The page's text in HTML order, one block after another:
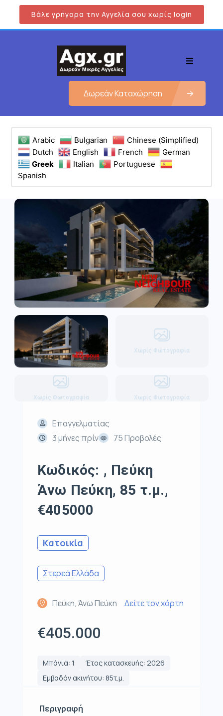
Βάλε γρήγορα την Αγγελία σου χωρίς login
Δωρεάν Καταχώρηση
Arabic Bulgarian
Chinese (Simplified)
Dutch
English French
German
Greek
Italian
Portuguese
Spanish
Χωρίς Φωτογραφία
Χωρίς Φωτογραφία Χωρίς Φωτογραφία
Επαγγελματίας
3 μήνες πρίν
75 Προβολές
Κωδικός: , Πεύκη
Άνω Πεύκη, 85 τ.μ.,
€405000
Κατοικία
Στερεά Ελλάδα
Πεύκη, Άνω Πεύκη Δείτε τον χάρτη
€405.000
Μπάνια: 1
Έτος κατασκευής: 2026
Εμβαδόν ακινήτου: 85τ.μ.
Περιγραφή